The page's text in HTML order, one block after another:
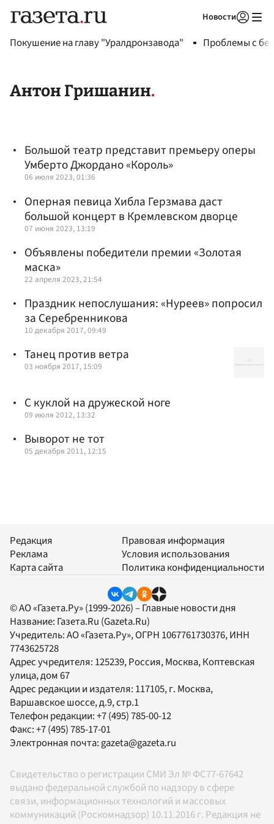
Новости
Покушение на главу "Уралдронзавода" Проблемы с
Антон Гришанин
Большой театр представит премьеру оперы
Умберто Джордано «Король»
06 июля 2023, 01:36
Оперная певица Хибла Герзмава даст
большой концерт в Кремлевском дворце
07 июня 2023, 13:19
Объявлены победители премии «Золотая
маска»
22 апреля 2023, 21:54
Праздник непослушания: «Нуреев» попросил
за Серебренникова
10 декабря 2017, 09:49
Танец против ветра
03 ноября 2017, 15:09
C куклой на дружеской ноге
09 июля 2012, 13:32
Выворот не тот
05 декабря 2011, 12:15
Редакция
Реклама
Карта сайта
Правовая информация
Условия использования
Политика конфиденциальности
© АО «Газета.Ру» (1999-2026) – Главные новости дня
Название: Газета.Ru (Gazeta.Ru)
Учредитель:АО «Газета.Ру», ОГРН 1067761730376, ИНН
7743625728
Адрес учредителя: 125239, Россия, Москва, Коптевская
улица, дом 67
Адрес редакции и издателя: 117105, г. Москва,
Варшавское шоссе, д.9, стр.1
Телефон редакции:+7 (495) 785-00-12
Факс:+7 (495) 785-17-01
Электронная почта:gazeta@gazeta.ru
Свидетельство о регистрации СМИ Эл № ФС77-67642
выдано федеральной службой по надзору в сфере
связи, информационных технологий и массовых
коммуникаций (Роскомнадзор) 10.11.2016 г. Редакция не